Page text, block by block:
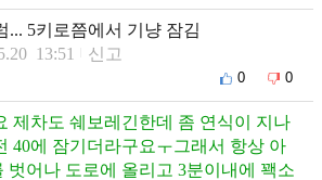
... 5키로쯤에서 기냥 잠김
13:51 신고
0 0
제차도 쉐보레긴한데 좀 연식이 지나
40에 잠기더라구요ㅜ그래서 항상 아
벗어나 도로에 올리고 3분이내에 꽥소